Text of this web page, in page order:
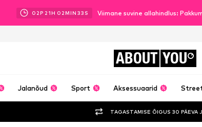
02P 21H 02MIN 32 S Viimane suvine allahindlus:
ABOUT YOU
Jalanõud Sport Aksessuaarid
TAGASTAMISE ÕIGUS 30 PÄEVA